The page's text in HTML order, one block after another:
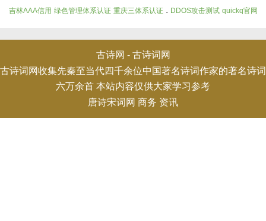
吉林AAA信用 绿色管理体系认证 重庆三体系认证 . DDOS攻击测试 quickq官网
古诗网 - 古诗词网
古诗词网收集先秦至当代四千余位中国著名诗词作家的著名诗词
六万余首 本站内容仅供大家学习参考
唐诗宋词网 商务 资讯